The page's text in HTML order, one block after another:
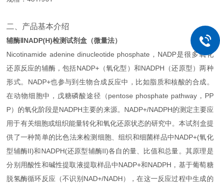
二、产品基本介绍
辅酶ⅡNADP(H)检测试剂盒（微量法）
Nicotinamide adenine dinucleotide phosphate，NADP是很多氧化
还原反应的辅酶，包括NADP+（氧化型）和NADPH（还原型）两种
形式。NADP+也参与到生物合成反应中，比如脂质和核酸的合成。
在动物细胞中，戊糖磷酸途径（pentose phosphate pathway，PP
P）的氧化阶段是NADPH主要的来源。NADP+/NADPH的测定主要应
用于有关细胞或组织能量转化和氧化还原状态的研究中。本试剂盒提
供了一种简单的比色法来检测 细胞、组织和细菌样品中NADP+(氧化
型辅酶II)和NADPH(还原型辅酶II)各自的量、比值和总量。其原理是
分别用酸性和碱性提取液提取样品中NADP+和NADPH， 基于葡萄糖
脱氢酶循环反应（不识别 NAD+/NADH），在这一反应过程中生成的